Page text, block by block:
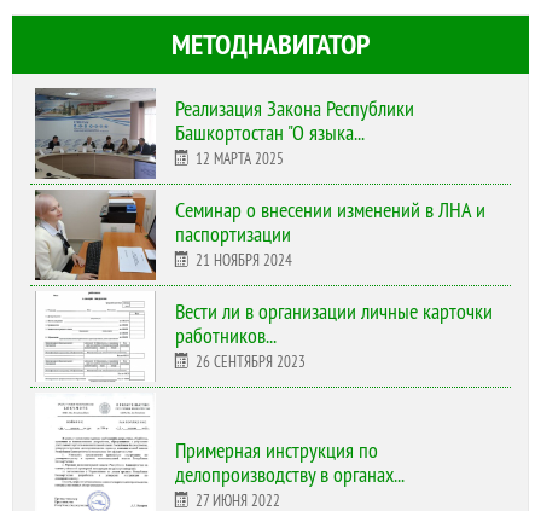
МЕТОДНАВИГАТОР
Реализация Закона Республики
Башкортостан "О языка...
12 МАРТА 2025
Cеминар о внесении изменений в ЛНА и
паспортизации
21 НОЯБРЯ 2024
Вести ли в организации личные карточки
работников...
26 СЕНТЯБРЯ 2023
Примерная инструкция по
делопроизводству в органах...
27 ИЮНЯ 2022